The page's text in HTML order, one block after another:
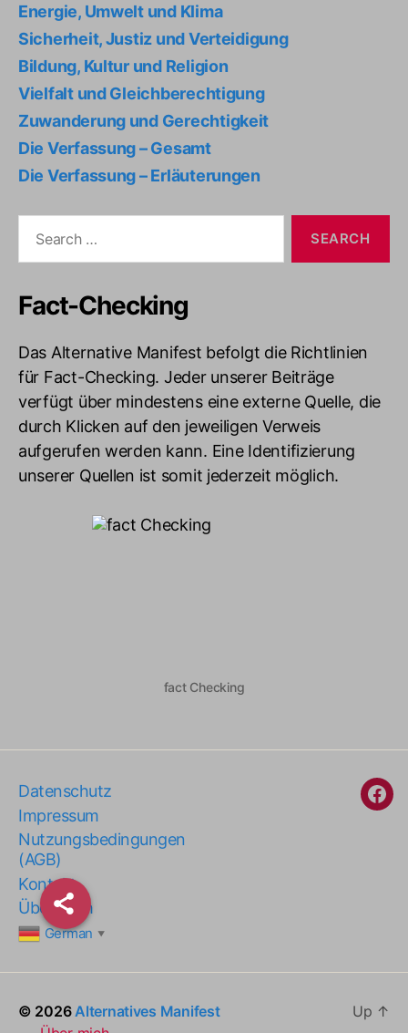
Energie, Umwelt und Klima
Sicherheit, Justiz und Verteidigung
Bildung, Kultur und Religion
Vielfalt und Gleichberechtigung
Zuwanderung und Gerechtigkeit
Die Verfassung – Gesamt
Die Verfassung – Erläuterungen
Fact-Checking
Das Alternative Manifest befolgt die Richtlinien
für Fact-Checking. Jeder unserer Beiträge
verfügt über mindestens eine externe Quelle, die
durch Klicken auf den jeweiligen Verweis
aufgerufen werden kann. Eine Identifizierung
unserer Quellen ist somit jederzeit möglich.
fact Checking
Datenschutz
Impressum
Nutzungsbedingungen
(AGB)
Kontakt
Über Mich
German ▼
© 2026 Alternatives Manifest
Up ↑